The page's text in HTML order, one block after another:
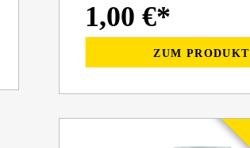
1,00 €*
ZUM PRODUKT